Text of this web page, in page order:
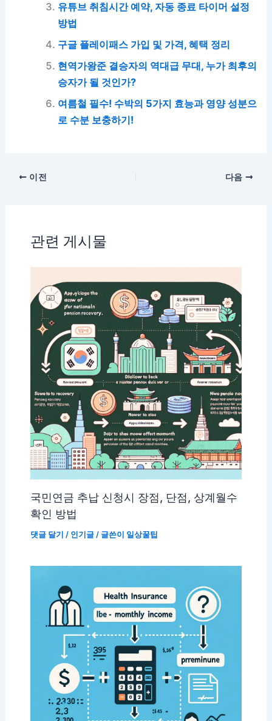
유튜브 취침시간 예약, 자동 종료 타이머 설정
방법
구글 플레이패스 가입 및 가격, 혜택 정리
현역가왕준 결승자의 역대급 무대, 누가 최후의
승자가 될 것인가?
여름철 필수! 수박의 5가지 효능과 영양 성분으
로 수분 보충하기!
이전 다음
관련 게시물
국민연금 추납 신청시 장점, 단점, 상계월수
확인 방법
댓글 달기 / 인기글/ 글쓴이 일상꿀팁